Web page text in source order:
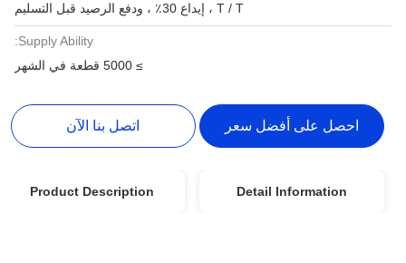
T / T ، إيداع 30٪ ، ودفع الرصيد قبل التسليم
Supply Ability:
≥ 5000 قطعة في الشهر
احصل على أفضل سعر اتصل بنا الآن
Detail Information
Product Description